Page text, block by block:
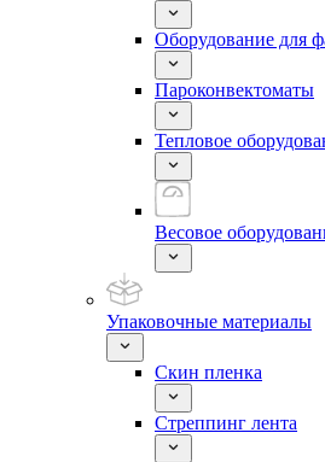
Оборудование для
Пароконвектоматы
Тепловое
Весовое
Упаковочные материалы
Скин пленка
Стреппинг лента